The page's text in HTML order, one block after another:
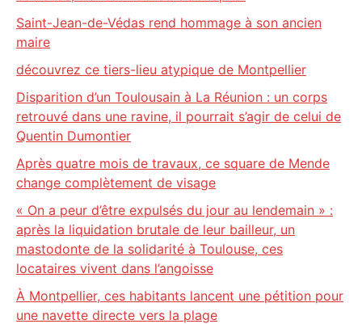
Saint-Jean-de-Védas rend hommage à son ancien
maire
découvrez ce tiers-lieu atypique de Montpellier
Disparition d’un Toulousain à La Réunion : un corps
retrouvé dans une ravine, il pourrait s’agir de celui de
Quentin Dumontier
Après quatre mois de travaux, ce square de Mende
change complètement de visage
« On a peur d’être expulsés du jour au lendemain » :
après la liquidation brutale de leur bailleur, un
mastodonte de la solidarité à Toulouse, ces
locataires vivent dans l’angoisse
À Montpellier, ces habitants lancent une pétition pour
une navette directe vers la plage